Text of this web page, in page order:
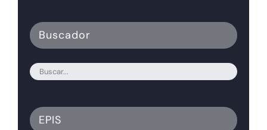
Buscador
EPIS